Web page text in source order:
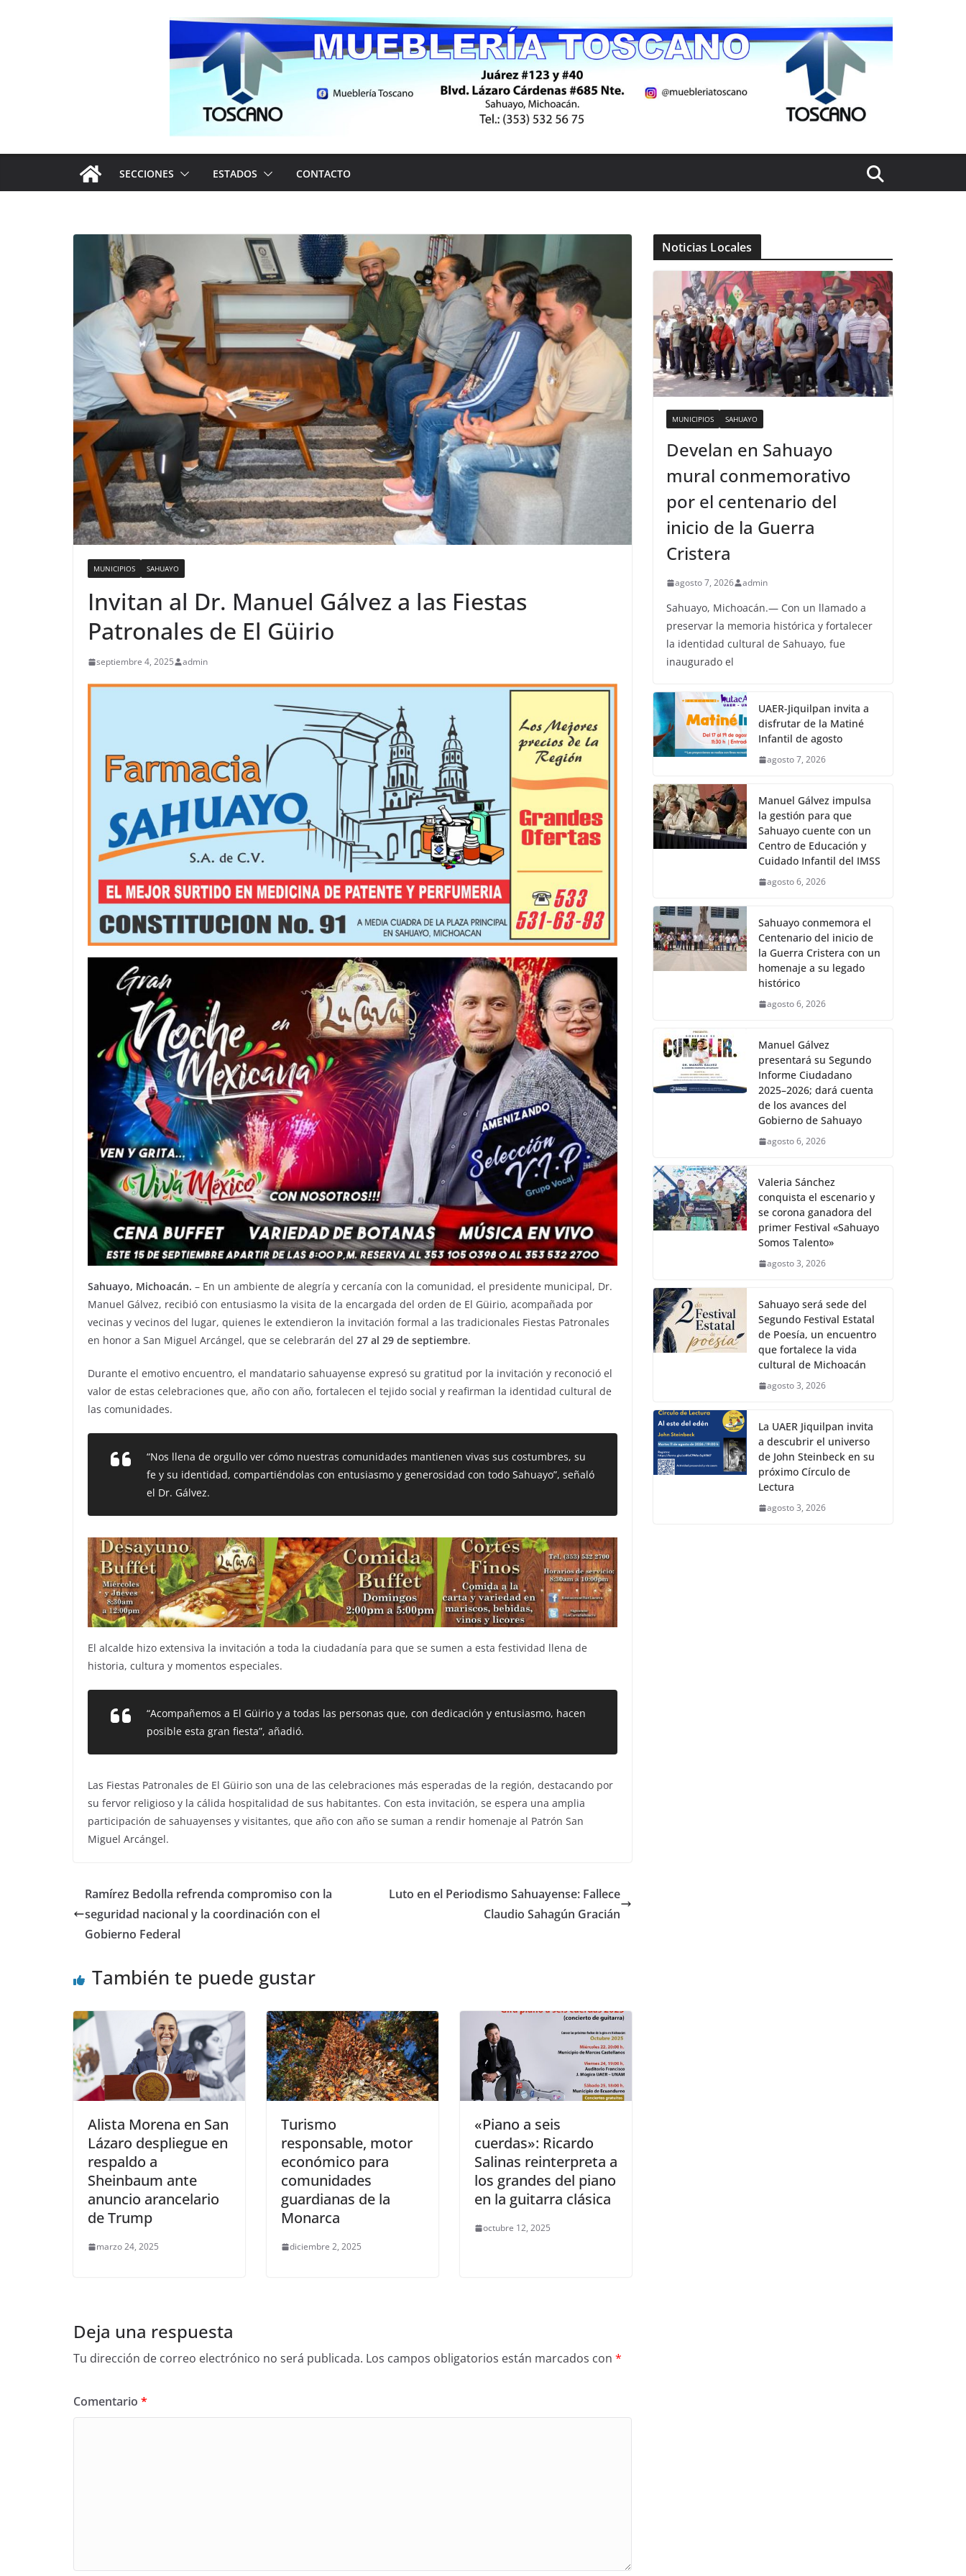
SECCIONES ESTADOS CONTACTO
MUNICIPIOS SAHUAYO
Invitan al Dr. Manuel Gálvez a las Fiestas
Patronales de El Güirio
septiembre 4, 2025 admin
Sahuayo, Michoacán. – En un ambiente de alegría y cercanía con la comunidad, el presidente municipal, Dr.
Manuel Gálvez, recibió con entusiasmo la visita de la encargada del orden de El Güirio, acompañada por
vecinas y vecinos del lugar, quienes le extendieron la invitación formal a las tradicionales Fiestas Patronales
en honor a San Miguel Arcángel, que se celebrarán del 27 al 29 de septiembre.
Durante el emotivo encuentro, el mandatario sahuayense expresó su gratitud por la invitación y reconoció el
valor de estas celebraciones que, año con año, fortalecen el tejido social y reafirman la identidad cultural de
las comunidades.
“Nos llena de orgullo ver cómo nuestras comunidades mantienen vivas sus costumbres, su
fe y su identidad, compartiéndolas con entusiasmo y generosidad con todo Sahuayo”, señaló
el Dr. Gálvez.
El alcalde hizo extensiva la invitación a toda la ciudadanía para que se sumen a esta festividad llena de
historia, cultura y momentos especiales.
“Acompañemos a El Güirio y a todas las personas que, con dedicación y entusiasmo, hacen
posible esta gran fiesta”, añadió.
Las Fiestas Patronales de El Güirio son una de las celebraciones más esperadas de la región, destacando por
su fervor religioso y la cálida hospitalidad de sus habitantes. Con esta invitación, se espera una amplia
participación de sahuayenses y visitantes, que año con año se suman a rendir homenaje al Patrón San
Miguel Arcángel.
Ramírez Bedolla refrenda compromiso con la
seguridad nacional y la coordinación con el
Gobierno Federal
Luto en el Periodismo Sahuayense: Fallece
Claudio Sahagún Gracián
También te puede gustar
Alista Morena en San
Lázaro despliegue en
respaldo a
Sheinbaum ante
anuncio arancelario
de Trump
marzo 24, 2025
Turismo
responsable, motor
económico para
comunidades
guardianas de la
Monarca
diciembre 2, 2025
«Piano a seis
cuerdas»: Ricardo
Salinas reinterpreta a
los grandes del piano
en la guitarra clásica
octubre 12, 2025
Deja una respuesta
Tu dirección de correo electrónico no será publicada. Los campos obligatorios están marcados con *
Comentario *
Noticias Locales
MUNICIPIOS SAHUAYO
Develan en Sahuayo
mural conmemorativo
por el centenario del
inicio de la Guerra
Cristera
agosto 7, 2026 admin
Sahuayo, Michoacán.— Con un llamado a
preservar la memoria histórica y fortalecer
la identidad cultural de Sahuayo, fue
inaugurado el
UAER-Jiquilpan invita a
disfrutar de la Matiné
Infantil de agosto
agosto 7, 2026
Manuel Gálvez impulsa
la gestión para que
Sahuayo cuente con un
Centro de Educación y
Cuidado Infantil del IMSS
agosto 6, 2026
Sahuayo conmemora el
Centenario del inicio de
la Guerra Cristera con un
homenaje a su legado
histórico
agosto 6, 2026
Manuel Gálvez
presentará su Segundo
Informe Ciudadano
2025–2026; dará cuenta
de los avances del
Gobierno de Sahuayo
agosto 6, 2026
Valeria Sánchez
conquista el escenario y
se corona ganadora del
primer Festival «Sahuayo
Somos Talento»
agosto 3, 2026
Sahuayo será sede del
Segundo Festival Estatal
de Poesía, un encuentro
que fortalece la vida
cultural de Michoacán
agosto 3, 2026
La UAER Jiquilpan invita
a descubrir el universo
de John Steinbeck en su
próximo Círculo de
Lectura
agosto 3, 2026